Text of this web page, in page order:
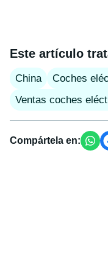
Este artículo
China Coches
Ventas coches
Compártela en: